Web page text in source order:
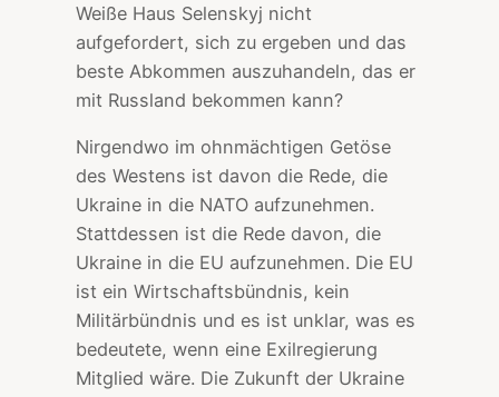
Weiße Haus Selenskyj nicht
aufgefordert, sich zu ergeben und das
beste Abkommen auszuhandeln, das er
mit Russland bekommen kann?
Nirgendwo im ohnmächtigen Getöse
des Westens ist davon die Rede, die
Ukraine in die NATO aufzunehmen.
Stattdessen ist die Rede davon, die
Ukraine in die EU aufzunehmen. Die EU
ist ein Wirtschaftsbündnis, kein
Militärbündnis und es ist unklar, was es
bedeutete, wenn eine Exilregierung
Mitglied wäre. Die Zukunft der Ukraine